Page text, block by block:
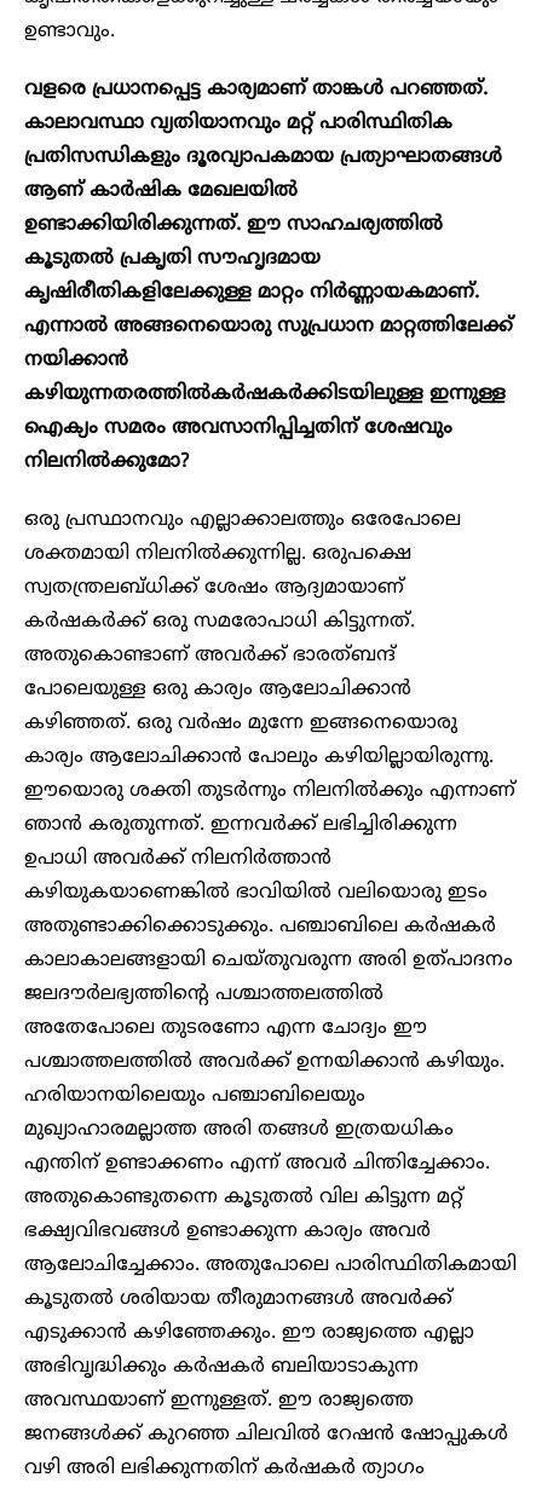
ഉണ്ടാവും.
വളരെ പ്രധാനപ്പെട്ട കാര്യമാണ് താങ്കൾ പറഞ്ഞത്.
കാലാവസ്ഥാ വ്യതിയാനവും മറ്റ് പാരിസ്ഥിതിക
പ്രതിസന്ധികളും ദൂരവ്യാപകമായ പ്രത്യാഘാതങ്ങൾ
ആണ് കാർഷിക മേഖലയിൽ
ഉണ്ടാക്കിയിരിക്കുന്നത്. ഈ സാഹചര്യത്തിൽ
കൂടുതൽ പ്രകൃതി സൗഹൃദമായ
കൃഷിരീതികളിലേക്കുള്ള മാറ്റം നിർണ്ണായകമാണ്.
എന്നാൽ അങ്ങനെയൊരു സുപ്രധാന മാറ്റത്തിലേക്ക്
നയിക്കാൻ
കഴിയുന്നതരത്തിൽകർഷകർക്കിടയിലുള്ള ഇന്നുള്ള
ഐക്യം സമരം അവസാനിപ്പിച്ചതിന് ശേഷവും
നിലനിൽക്കുമോ?
ഒരു പ്രസ്ഥാനവും എല്ലാക്കാലത്തും ഒരേപോലെ
ശക്തമായി നിലനിൽക്കുന്നില്ല. ഒരുപക്ഷെ
സ്വതന്ത്രലബ്ധിക്ക് ശേഷം ആദ്യമായാണ്
കർഷകർക്ക് ഒരു സമരോപാധി കിട്ടുന്നത്.
അതുകൊണ്ടാണ് അവർക്ക് ഭാരത്ബന്ദ്
പോലെയുള്ള ഒരു കാര്യം ആലോചിക്കാൻ
കഴിഞ്ഞത്. ഒരു വർഷം മുന്നേ ഇങ്ങനെയൊരു
കാര്യം ആലോചിക്കാൻ പോലും കഴിയില്ലായിരുന്നു.
ഈയൊരു ശക്തി തുടർന്നും നിലനിൽക്കും എന്നാണ്
‍ഞാൻ കരുതുന്നത്. ഇന്നവർക്ക് ലഭിച്ചിരിക്കുന്ന
ഉപാധി അവർക്ക് നിലനിർത്താൻ
കഴിയുകയാണെങ്കിൽ ഭാവിയിൽ വലിയൊരു ഇടം
അതുണ്ടാക്കിക്കൊടുക്കും. പഞ്ചാബിലെ കർഷകർ
കാലാകാലങ്ങളായി ചെയ്തുവരുന്ന അരി ഉത്പാദനം
ജലദൗർലഭ്യത്തിന്റെ പശ്ചാത്തലത്തിൽ
അതേപോലെ തുടരണോ എന്ന ചോദ്യം ഈ
പശ്ചാത്തലത്തിൽ അവർക്ക് ഉന്നയിക്കാൻ കഴിയും.
ഹരിയാനയിലെയും പഞ്ചാബിലെയും
മുഖ്യാഹാരമല്ലാത്ത അരി തങ്ങൾ ഇത്രയധികം
എന്തിന് ഉണ്ടാക്കണം എന്ന് അവർ ചിന്തിച്ചേക്കാം.
അതുകൊണ്ടുതന്നെ കൂടുതൽ വില കിട്ടുന്ന മറ്റ്
ഭക്ഷ്യവിഭവങ്ങൾ ഉണ്ടാക്കുന്ന കാര്യം അവർ
ആലോചിച്ചേക്കാം. അതുപോലെ പാരിസ്ഥിതികമായി
കൂടുതൽ ശരിയായ തീരുമാനങ്ങൾ അവർക്ക്
എടുക്കാൻ കഴിഞ്ഞേക്കും. ഈ രാജ്യത്തെ എല്ലാ
അഭിവൃദ്ധിക്കും കർഷകർ ബലിയാടാകുന്ന
അവസ്ഥയാണ് ഇന്നുള്ളത്. ഈ രാജ്യത്തെ
ജനങ്ങൾക്ക് കുറഞ്ഞ ചിലവിൽ റേഷൻ ഷോപ്പുകൾ
വഴി അരി ലഭിക്കുന്നതിന് കർഷകർ ത്യാഗം